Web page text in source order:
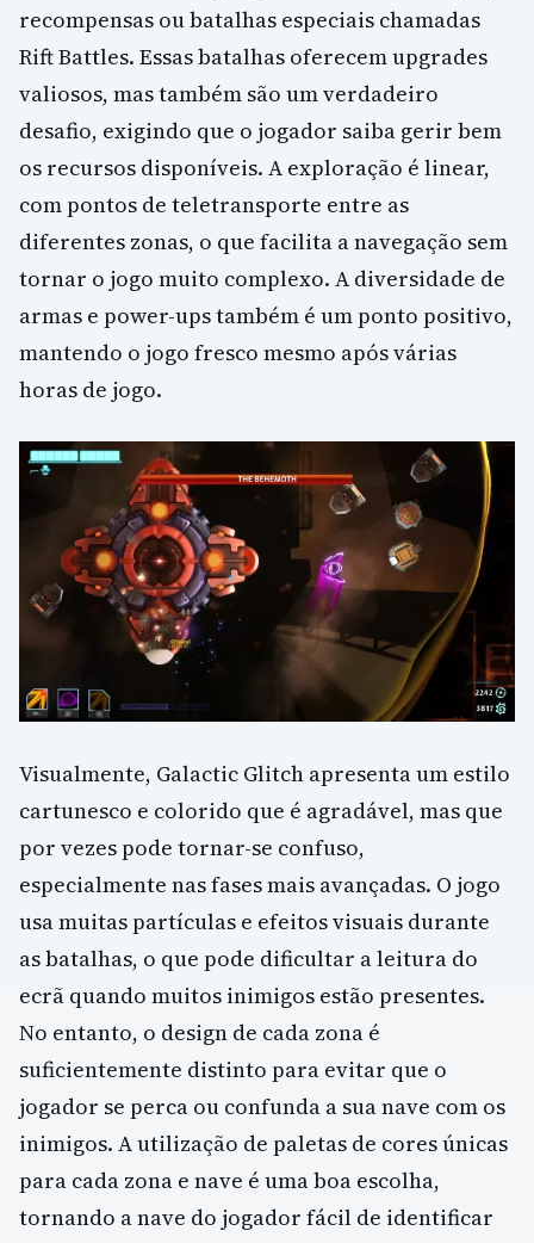
recompensas ou batalhas especiais chamadas
Rift Battles. Essas batalhas oferecem upgrades
valiosos, mas também são um verdadeiro
desafio, exigindo que o jogador saiba gerir bem
os recursos disponíveis. A exploração é linear,
com pontos de teletransporte entre as
diferentes zonas, o que facilita a navegação sem
tornar o jogo muito complexo. A diversidade de
armas e power-ups também é um ponto positivo,
mantendo o jogo fresco mesmo após várias
horas de jogo.
Visualmente, Galactic Glitch apresenta um estilo
cartunesco e colorido que é agradável, mas que
por vezes pode tornar-se confuso,
especialmente nas fases mais avançadas. O jogo
usa muitas partículas e efeitos visuais durante
as batalhas, o que pode dificultar a leitura do
ecrã quando muitos inimigos estão presentes.
No entanto, o design de cada zona é
suficientemente distinto para evitar que o
jogador se perca ou confunda a sua nave com os
inimigos. A utilização de paletas de cores únicas
para cada zona e nave é uma boa escolha,
tornando a nave do jogador fácil de identificar